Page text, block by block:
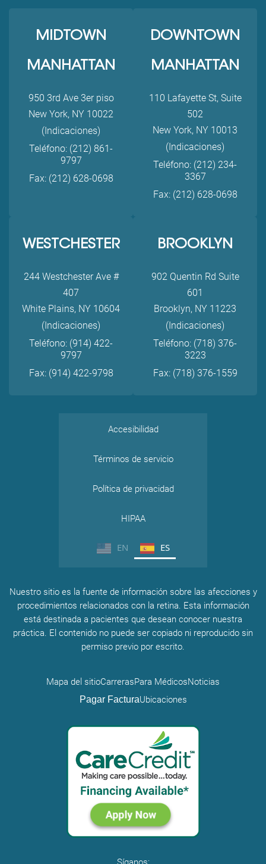
MIDTOWN
MANHATTAN
950 3rd Ave 3er piso
New York, NY 10022
(Indicaciones)
Teléfono: (212) 861-
9797
Fax: (212) 628-0698
DOWNTOWN
MANHATTAN
110 Lafayette St, Suite
502
New York, NY 10013
(Indicaciones)
Teléfono: (212) 234-
3367
Fax: (212) 628-0698
WESTCHESTER
244 Westchester Ave #
407
White Plains, NY 10604
(Indicaciones)
Teléfono: (914) 422-
9797
Fax: (914) 422-9798
BROOKLYN
902 Quentin Rd Suite
601
Brooklyn, NY 11223
(Indicaciones)
Teléfono: (718) 376-
3223
Fax: (718) 376-1559
Accesibilidad
Términos de servicio
Política de privacidad
HIPAA
EN ES
Nuestro sitio es la fuente de información sobre las afecciones y
procedimientos relacionados con la retina. Esta información
está destinada a pacientes que desean conocer nuestra
práctica. El contenido no puede ser copiado ni reproducido sin
permiso previo por escrito.
Mapa del sitioCarrerasPara MédicosNoticias
Pagar FacturaUbicaciones